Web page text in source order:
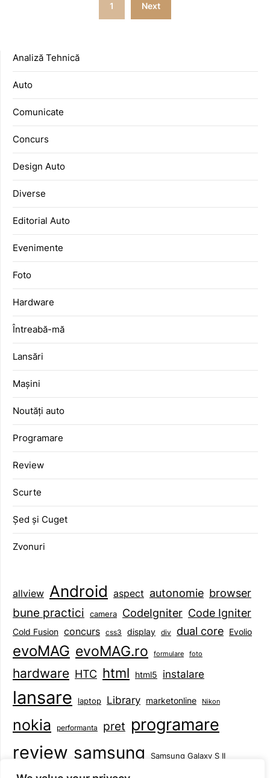
1 Next
Analiză Tehnică
Auto
Comunicate
Concurs
Design Auto
Diverse
Editorial Auto
Evenimente
Foto
Hardware
Întreabă-mă
Lansări
Mașini
Noutăți auto
Programare
Review
Scurte
Șed și Cuget
Zvonuri
allview Android aspect autonomie browser
bune practici camera CodeIgniter Code Igniter
Cold Fusion concurs css3 display div dual core Evolio
evoMAG evoMAG.ro formulare foto
hardware HTC html html5 instalare
lansare laptop Library marketonline Nikon
nokia performanta pret programare
review samsung Samsung Galaxy S II
smartphone specificatii